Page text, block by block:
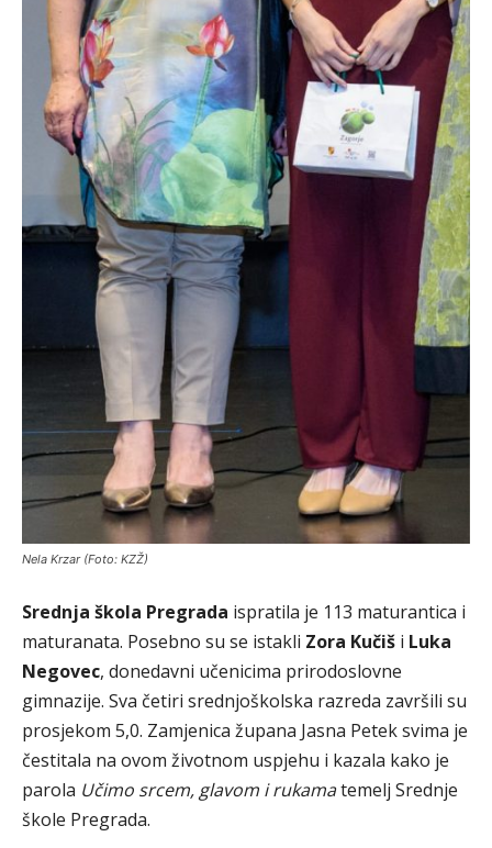
Nela Krzar (Foto: KZŽ)
Srednja škola Pregrada ispratila je 113 maturantica i
maturanata. Posebno su se istakli Zora Kučiš i Luka
Negovec, donedavni učenicima prirodoslovne
gimnazije. Sva četiri srednjoškolska razreda završili su
prosjekom 5,0. Zamjenica župana Jasna Petek svima je
čestitala na ovom životnom uspjehu i kazala kako je
parola Učimo srcem, glavom i rukamatemelj Srednje
škole Pregrada.